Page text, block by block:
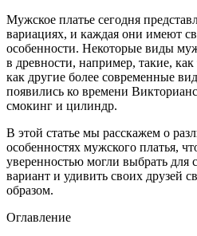
Мужское платье сегодня
вариациях, и каждая они имеют
особенности. Некоторые виды
в древности, например, такие,
как другие более современные
появились ко времени
смокинг и цилиндр.
В этой статье мы расскажем о
особенностях мужского платья,
уверенностью могли выбрать для
вариант и удивить своих друзей
образом.
Оглавление